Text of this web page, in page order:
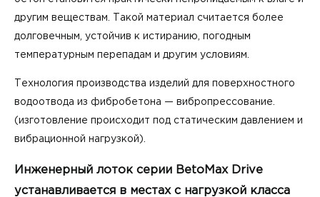
другим веществам. Такой материал считается более
долговечным, устойчив к истиранию, погодным
температурным перепадам и другим условиям.
Технология производства изделий для поверхностного
водоотвода из фибробетона — вибропрессование.
(изготовление происходит под статическим давлением и
вибрационной нагрузкой).
Инженерный лоток серии BetoMax Drive
устанавливается в местах с нагрузкой класса